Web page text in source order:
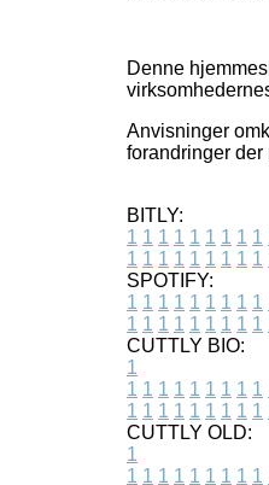
Denne
Anvisninger
forandringer der
BITLY:
1 1 1 1 1 1 1 1 1
1 1 1 1 1 1 1 1 1
SPOTIFY:
1 1 1 1 1 1 1 1 1
1 1 1 1 1 1 1 1 1
CUTTLY BIO:
1
1 1 1 1 1 1 1 1 1
1 1 1 1 1 1 1 1 1
CUTTLY OLD:
1
1 1 1 1 1 1 1 1 1